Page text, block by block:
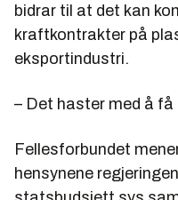
bidrar til at det kan
kraftkontrakter på
eksportindustri.
– Det haster med å få
Fellesforbundet
hensynene